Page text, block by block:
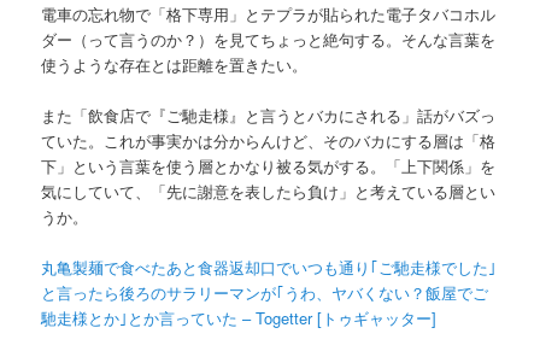
電車の忘れ物で「格下専用」とテプラが貼られた電子タバコホル
ダー（って言うのか？）を見てちょっと絶句する。そんな言葉を
使うような存在とは距離を置きたい。
また「飲食店で『ご馳走様』と言うとバカにされる」話がバズっ
ていた。これが事実かは分からんけど、そのバカにする層は「格
下」という言葉を使う層とかなり被る気がする。「上下関係」を
気にしていて、「先に謝意を表したら負け」と考えている層とい
うか。
丸亀製麺で食べたあと食器返却口でいつも通り｢ご馳走様でした｣
と言ったら後ろのサラリーマンが｢うわ、ヤバくない？飯屋でご
馳走様とか｣とか言っていた – Togetter [トゥギャッター]